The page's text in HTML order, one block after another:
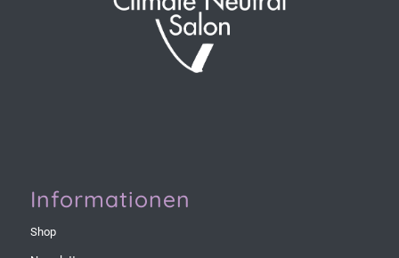
Informationen
Shop